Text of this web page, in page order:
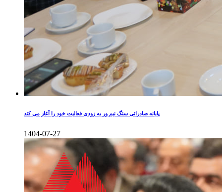
پایانه صادراتی سنگ نیم ور به زودی فعالیت خود را آغاز می کند
1404-07-27